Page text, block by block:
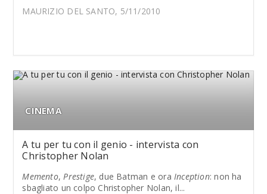
MAURIZIO DEL SANTO, 5/11/2010
CINEMA
A tu per tu con il genio - intervista con
Christopher Nolan
Memento,Prestige, due Batman e ora Inception: non ha
sbagliato un colpo Christopher Nolan, il...